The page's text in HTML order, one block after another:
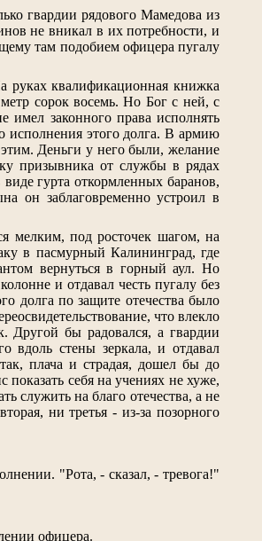
гвардии рядового Мамедова из
не вникал в их потребности, и
там подобием офицера пугалу
руках квалификационная книжка
сорок восемь. Но Бог с ней, с
законного права исполнять
исполнения этого долга. В армию
этим. Деньги у него были, желание
призывника от службы в рядах
гурта откормленных баранов,
он заблаговременно устроил в
мелким, под росточек шагом, на
в пасмурный Калининград, где
вернуться в горный аул. Но
и отдавал честь пугалу без
долга по защите отечества было
что влекло
Другой бы радовался, а гвардии
вдоль стены зеркала, и отдавал
плача и страдая, дошел бы до
себя на учениях не хуже,
служить на благо отечества, а не
ни третья - из-за позорного
"Рота, - сказал, - тревога!"
офицера.